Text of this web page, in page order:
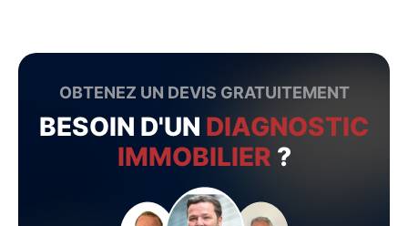
OBTENEZ UN DEVIS GRATUITEMENT
BESOIN D'UN DIAGNOSTIC
IMMOBILIER ?